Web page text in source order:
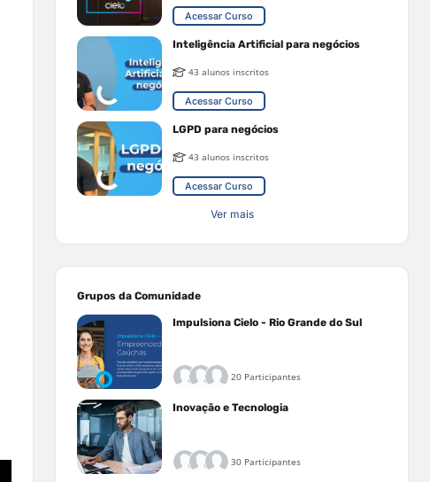
Acessar Curso
Inteligência Artificial para negócios
43 alunos inscritos
Acessar Curso
LGPD para negócios
43 alunos inscritos
Acessar Curso
Ver mais
Grupos da Comunidade
Impulsiona Cielo - Rio Grande do Sul
20 Participantes
Inovação e Tecnologia
30 Participantes